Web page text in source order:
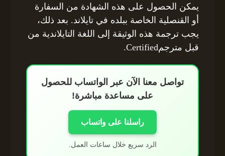
يمكن الحصول على هذه الشهادة من السفارة
أو القنصلية الخاصة ببلده في تايلاند. بعد ذلك،
يجب ترجمة هذه الوثيقة إلى اللغة التايلاندية من
قبل مترجمCertified.
تواصل معنا الآن عبر الواتساب للحصول
على مساعدة مباشرة!
راسلنا على واتساب
الرد سريع خلال ساعات العمل.